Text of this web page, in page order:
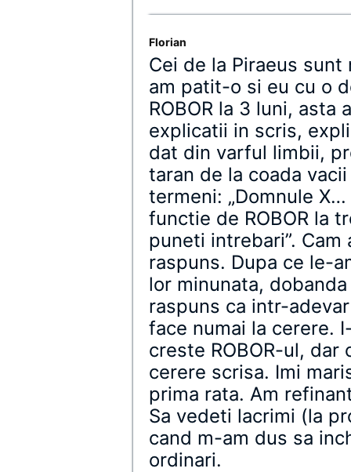
Florian
Cei de la Piraeus
am patit-o si eu cu o
ROBOR la 3 luni,
explicatii in scris,
dat din varful limbii,
taran de la coada
termeni: „Domnule
functie de ROBOR la
puneti intrebari”.
raspuns. Dupa ce le-
lor minunata,
raspuns ca intr-
face numai la cerere.
creste ROBOR-ul,
cerere scrisa. Imi
prima rata. Am
Sa vedeti lacrimi (la
cand m-am dus sa
ordinari.